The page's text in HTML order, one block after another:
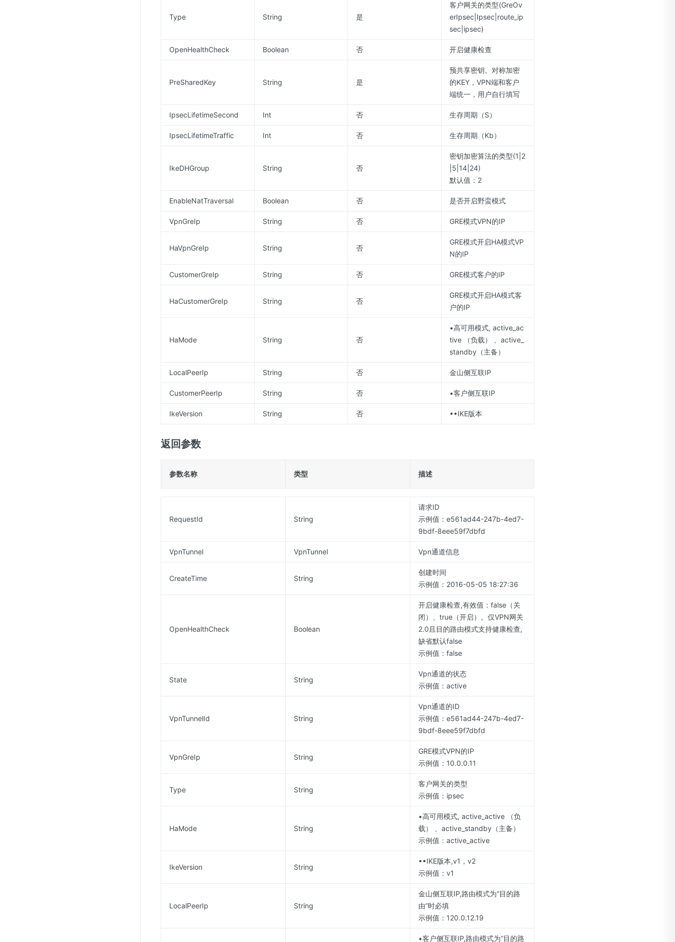
Type String 是
客户网关的类型(GreOv
erIpsec|Ipsec|route_ip
sec|ipsec)
OpenHealthCheck Boolean 否 开启健康检查
PreSharedKey String 是
预共享密钥。对称加密
的KEY，VPN端和客户
端统一，用户自行填写
IpsecLifetimeSecond Int 否 生存周期（S）
IpsecLifetimeTraffic Int 否 生存周期（Kb）
IkeDHGroup String 否
密钥加密算法的类型(1|2
|5|14|24)
默认值：2
EnableNatTraversal Boolean 否 是否开启野蛮模式
VpnGreIp String 否 GRE模式VPN的IP
HaVpnGreIp String 否
GRE模式开启HA模式VP
N的IP
CustomerGreIp String 否 GRE模式客户的IP
HaCustomerGreIp String 否
GRE模式开启HA模式客
户的IP
HaMode String 否
•高可用模式, active_ac
tive （负载） 、active_
standby（主备）
LocalPeerIp String 否 金山侧互联IP
CustomerPeerIp String 否 •客户侧互联IP
IkeVersion String 否 ••IKE版本
返回参数
参数名称 类型 描述
RequestId String
请求ID
示例值：e561ad44-247b-4ed7-
9bdf-8eee59f7dbfd
VpnTunnel VpnTunnel Vpn通道信息
CreateTime String
创建时间
示例值：2016-05-05 18:27:36
OpenHealthCheck Boolean
开启健康检查,有效值：false（关
闭）、true（开启）。仅VPN网关
2.0且目的路由模式支持健康检查,
缺省默认false
示例值：false
State String
Vpn通道的状态
示例值：active
VpnTunnelId String
Vpn通道的ID
示例值：e561ad44-247b-4ed7-
9bdf-8eee59f7dbfd
VpnGreIp String
GRE模式VPN的IP
示例值：10.0.0.11
Type String
客户网关的类型
示例值：ipsec
HaMode String
•高可用模式, active_active （负
载） 、active_standby（主备）
示例值：active_active
IkeVersion String
••IKE版本,v1，v2
示例值：v1
LocalPeerIp String
金山侧互联IP,路由模式为“目的路
由”时必填
示例值：120.0.12.19
•客户侧互联IP,路由模式为“目的路